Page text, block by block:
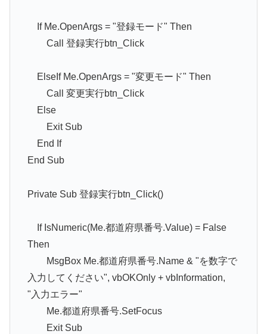
If Me.OpenArgs = "登録モード" Then
Call 登録実行btn_Click
ElseIf Me.OpenArgs = "変更モード" Then
Call 変更実行btn_Click
Else
Exit Sub
End If
End Sub
Private Sub 登録実行btn_Click()
If IsNumeric(Me.都道府県番号.Value) = False
Then
MsgBox Me.都道府県番号.Name & "を数字で
入力してください", vbOKOnly + vbInformation,
"入力エラー"
Me.都道府県番号.SetFocus
Exit Sub